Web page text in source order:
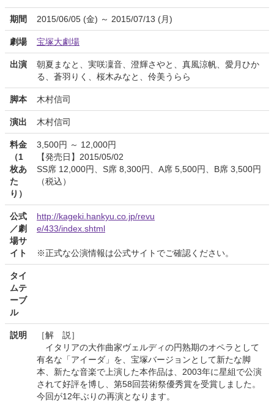
期間 2015/06/05 (金) ～ 2015/07/13 (月)
劇場 宝塚大劇場
出演
朝夏まなと、実咲凜音、澄輝さやと、真風涼帆、愛月ひか
る、蒼羽りく、桜木みなと、伶美うらら
脚本 木村信司
演出 木村信司
料金
（1
枚あ
た
り）
3,500円 ～ 12,000円
【発売日】2015/05/02
SS席 12,000円、S席 8,300円、A席 5,500円、B席 3,500円
（税込）
公式
／劇
場サ
イト
http://kageki.hankyu.co.jp/revu
e/433/index.shtml
※正式な公演情報は公式サイトでご確認ください。
タイ
ムテ
ーブ
ル
説明
［解 説］
イタリアの大作曲家ヴェルディの円熟期のオペラとして
有名な「アイーダ」を、宝塚バージョンとして新たな脚
本、新たな音楽で上演した本作品は、2003年に星組で公演
されて好評を博し、第58回芸術祭優秀賞を受賞しました。
今回が12年ぶりの再演となります。